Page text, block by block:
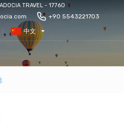
TRAVEL - 17760
+90 5543221703
中文